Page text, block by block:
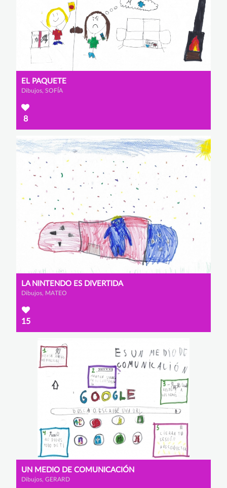
EL PAQUETE
Dibujos, SOFÍA
8
LA NINTENDO ES DIVERTIDA
Dibujos, MATEO
15
UN MEDIO DE COMUNICACIÓN
Dibujos, GERARD